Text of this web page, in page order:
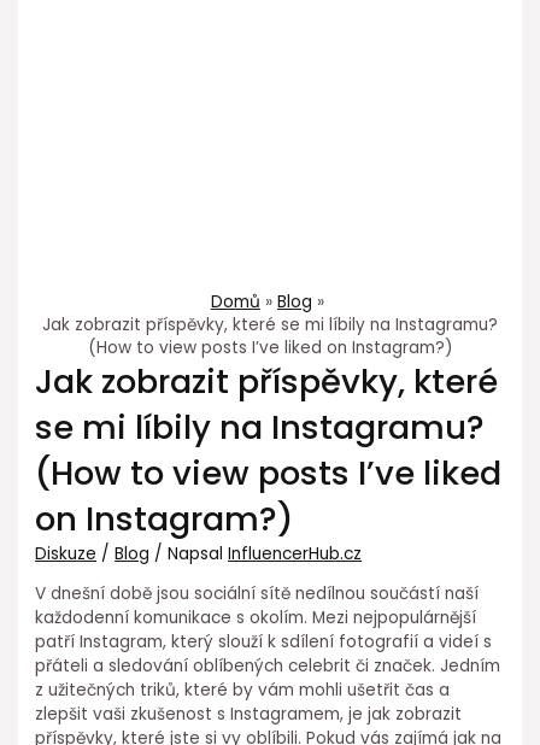
Domů
Blog
Jak zobrazit příspěvky, které se mi líbily na Instagramu?
(How to view posts I’ve liked on Instagram?)
Jak zobrazit příspěvky, které
se mi líbily na Instagramu?
(How to view posts I’ve liked
on Instagram?)
Diskuze /Blog / NapsalInfluencerHub.cz
V dnešní době jsou sociální sítě nedílnou součástí naší
každodenní komunikace s okolím. Mezi nejpopulárnější
patří Instagram, který slouží k sdílení fotografií a videí s
přáteli a sledování oblíbených celebrit či značek. Jedním
z užitečných triků, které by vám mohli ušetřit čas a
zlepšit vaši zkušenost s Instagramem, je jak zobrazit
příspěvky, které jste si vy oblíbili. Pokud vás zajímá jak na